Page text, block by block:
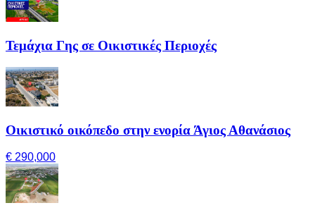
Τεμάχια Γης σε Οικιστικές Περιοχές
Οικιστικό οικόπεδο στην ενορία Άγιος Αθανάσιος
€ 290,000